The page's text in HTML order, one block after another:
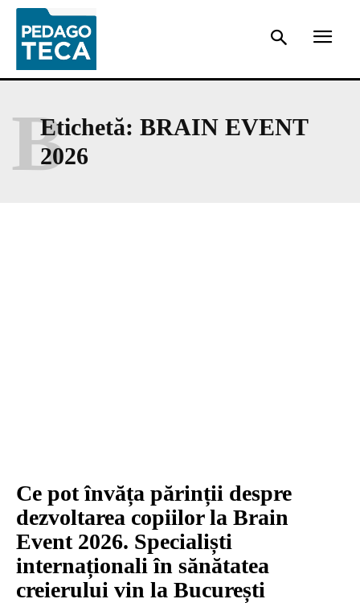
Etichetă: BRAIN EVENT
2026
B
Ce pot învăța părinții despre
dezvoltarea copiilor la Brain
Event 2026. Specialiști
internaționali în sănătatea
creierului vin la București